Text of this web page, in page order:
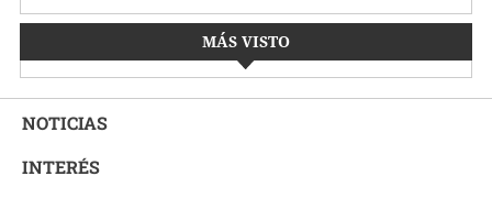
MÁS VISTO
NOTICIAS
INTERÉS